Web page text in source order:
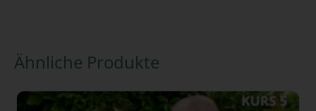
Ähnliche Produkte